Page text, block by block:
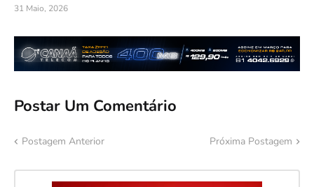
31 Maio, 2026
Postar Um Comentário
Postagem Anterior Próxima Postagem